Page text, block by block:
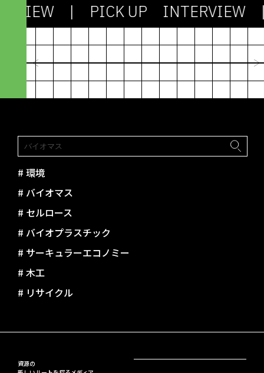
| PICK UP INTERVIEW|
社会も課題もシンプルじゃない。
剥き出しの「わからなさ」との対
2024.03.13
機能不全のシ
林篤志｜
paramita
資源の
# 環境
# バイオマス
# セルロース
# バイオプラスチック
# サーキュラーエコノミー
# 木工
# リサイクル